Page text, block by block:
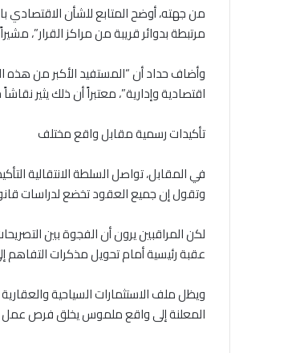
من جهته، أوضح المتابع للشأن
مرتبطة بدوائر قريبة من مراكز القرار”،
وأضاف حداد أن “المستفيد الأكبر من
اقتصادية وإدارية”، معتبراً أن ذلك يثير
تأكيدات رسمية مقابل واقع مختلف
في المقابل، تواصل السلطة الانتقالية
وتقول إن جميع العقود تخضع لدراسات
لكن المراقبين يرون أن الفجوة بين
عقبة رئيسية أمام تحويل مذكرات التفاهم
ويظل ملف الاستثمارات السياحية
المعلنة إلى واقع ملموس يخلق فرص عمل